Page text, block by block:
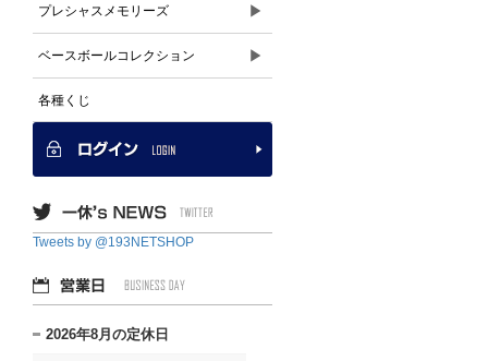
プレシャスメモリーズ ▶
ベースボールコレクション ▶
各種くじ
Tweets by @193NETSHOP
2026年8月の定休日